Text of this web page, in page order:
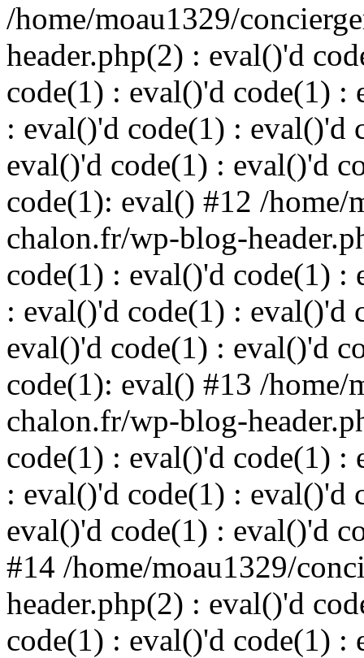
/home/moau1329/
header.php(2) : eval()'d
code(1) : eval()'d code(1) :
: eval()'d code(1) : eval()'d
eval()'d code(1) : eval()'d
code(1): eval() #12 /home/
chalon.fr/wp-blog-
code(1) : eval()'d code(1) :
: eval()'d code(1) : eval()'d
eval()'d code(1) : eval()'d
code(1): eval() #13 /home/
chalon.fr/wp-blog-
code(1) : eval()'d code(1) :
: eval()'d code(1) : eval()'d
eval()'d code(1) : eval()'d
#14 /home/moau1329/
header.php(2) : eval()'d
code(1) : eval()'d code(1) :